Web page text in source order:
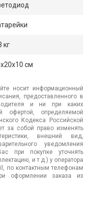
кг
см
носит информационный
предоставленного в
и ни при каких
офертой, определяемой
Кодекса Российской
за собой право изменять
внешний вид,
уведомления
при покупке уточнять
и т.д.) у оператора
по контактным телефонам
оформлении заказа из